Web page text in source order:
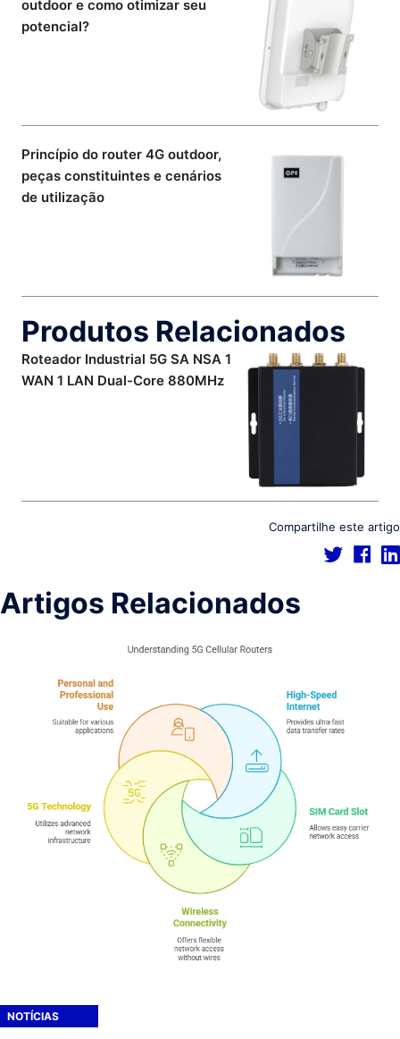
outdoor e como otimizar seu
potencial?
Princípio do router 4G outdoor,
peças constituintes e cenários
de utilização
Produtos Relacionados
Roteador Industrial 5G SA NSA 1
WAN 1 LAN Dual-Core 880MHz
Compartilhe este artigo
Artigos Relacionados
NOTÍCIAS